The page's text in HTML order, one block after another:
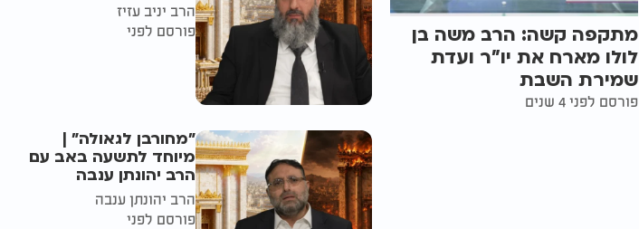
מתקפה קשה: הרב משה בן
לולו מארח את יו"ר ועדת
שמירת השבת
פורסם לפני 4 שנים
הרב יניב עזיז
פורסם לפני
"מחורבן לגאולה" |
מיוחד לתשעה באב עם
הרב יהונתן ענבה
הרב יהונתן ענבה
פורסם לפני